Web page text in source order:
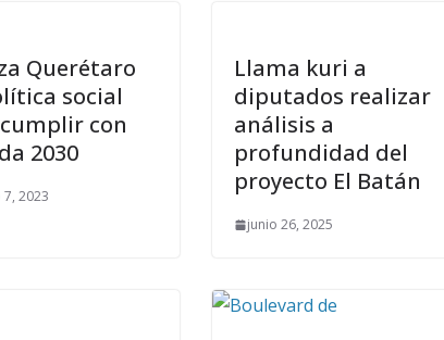
Querétaro
social
con
2030
2023
Llama kuri a
diputados realizar
análisis a
profundidad del
proyecto El Batán
junio 26, 2025